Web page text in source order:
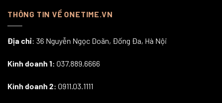
THÔNG TIN VỀ ONETIME.VN
Địa chỉ: 36 Nguyễn Ngọc Doãn, Đống Đa, Hà Nội
Kinh doanh 1: 037.889.6666
Kinh doanh 2: 0911.03.1111